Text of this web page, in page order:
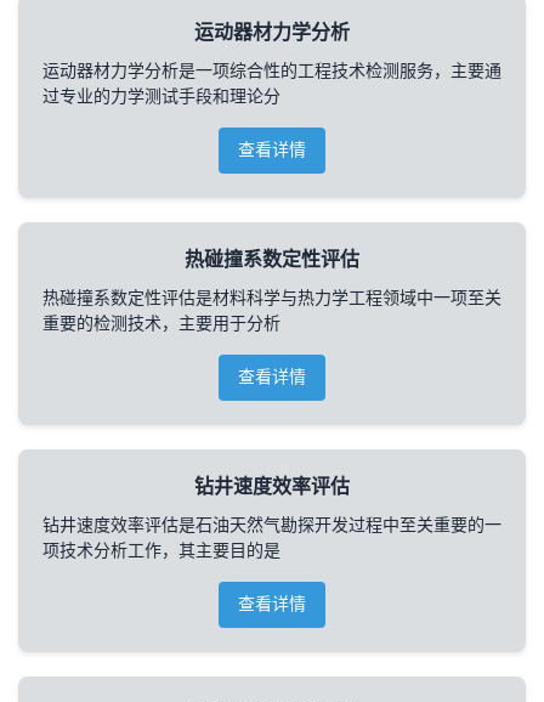
运动器材力学分析
运动器材力学分析是一项综合性的工程技术检测服务，主要通
过专业的力学测试手段和理论分
查看详情
热碰撞系数定性评估
热碰撞系数定性评估是材料科学与热力学工程领域中一项至关
重要的检测技术，主要用于分析
查看详情
钻井速度效率评估
钻井速度效率评估是石油天然气勘探开发过程中至关重要的一
项技术分析工作，其主要目的是
查看详情